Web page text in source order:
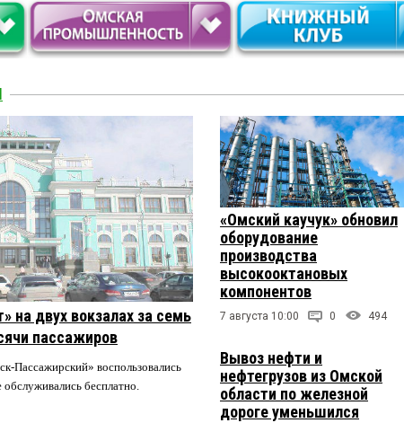
на двух вокзалах за семь
пассажиров
Пассажирский» воспользовались
обслуживались бесплатно.
«Омский каучук» обновил
оборудование
производства
высокооктановых
компонентов
7 августа 10:00 0 494
Вывоз нефти и
нефтегрузов из Омской
области по железной
дороге уменьшился